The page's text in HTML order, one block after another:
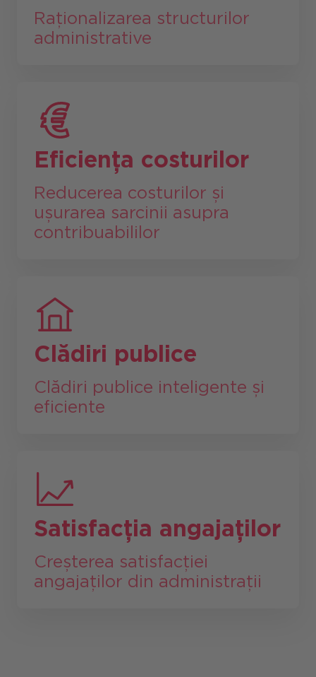
Raționalizarea structurilor
administrative
Eficiența costurilor
Reducerea costurilor și
ușurarea sarcinii asupra
contribuabililor
Clădiri publice
Clădiri publice inteligente și
eficiente
Satisfacția angajaților
Creșterea satisfacției
angajaților din administrații